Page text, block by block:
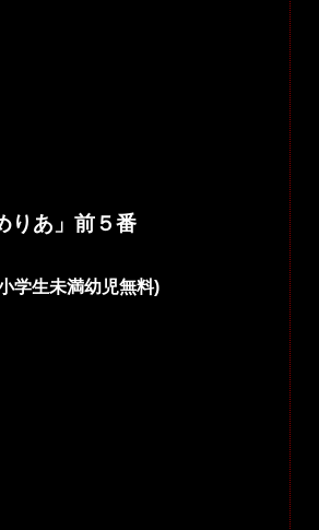
りあ」前５番
学生未満幼児無料)